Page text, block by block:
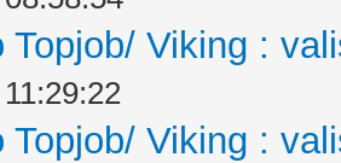
Topjob/ Viking :
Topjob/ Viking :